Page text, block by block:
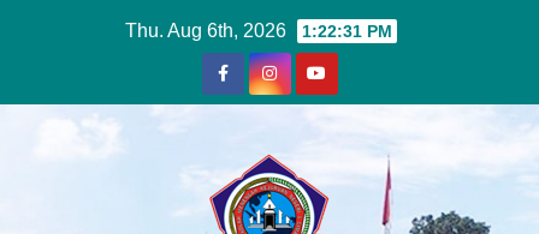
Thu. Aug 6th, 2026 1:22:32 PM